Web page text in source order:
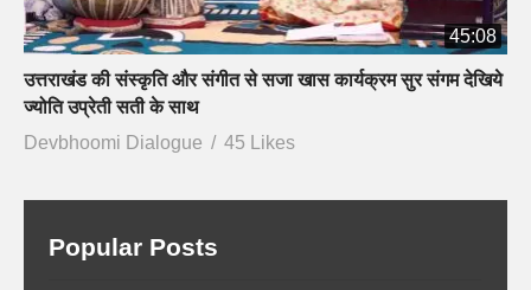
45:08
उत्तराखंड की संस्कृति और संगीत से सजा खास कार्यक्रम सुर संगम देखिये
ज्योति उप्रेती सती के साथ
Devbhoomi Dialogue
45 Likes
Popular Posts